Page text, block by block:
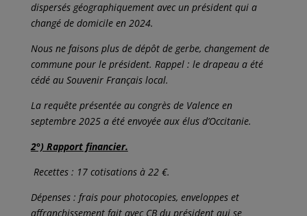
dispersés géographiquement avec un président qui a
changé de domicile en 2024.
Nous ne faisons plus de dépôt de gerbe, changement de
commune pour le président. Rappel : le drapeau a été
cédé au Souvenir Français local.
La requête présentée au congrès de Valence en
septembre 2025 a été envoyée aux élus d’Occitanie.
2°) Rapport financier.
Recettes : 17 cotisations à 22 €.
Dépenses : frais pour photocopies, enveloppes et
affranchissement fait avec CB du président qui se